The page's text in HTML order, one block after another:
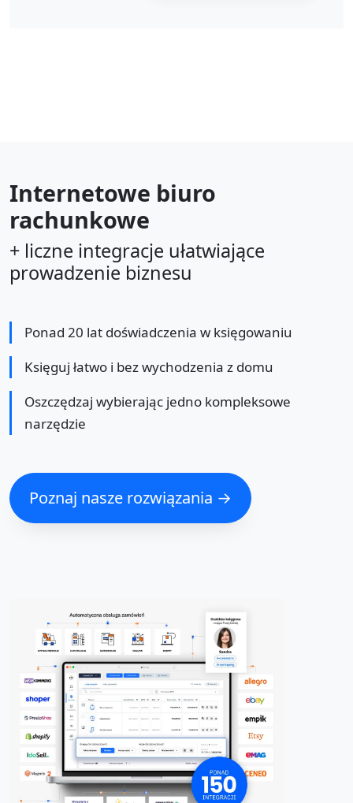
Internetowe biuro
rachunkowe
+ liczne integracje ułatwiające
prowadzenie biznesu
Ponad 20 lat doświadczenia w księgowaniu
Księguj łatwo i bez wychodzenia z domu
Oszczędzaj wybierając jedno kompleksowe
narzędzie
Poznaj nasze rozwiązania →